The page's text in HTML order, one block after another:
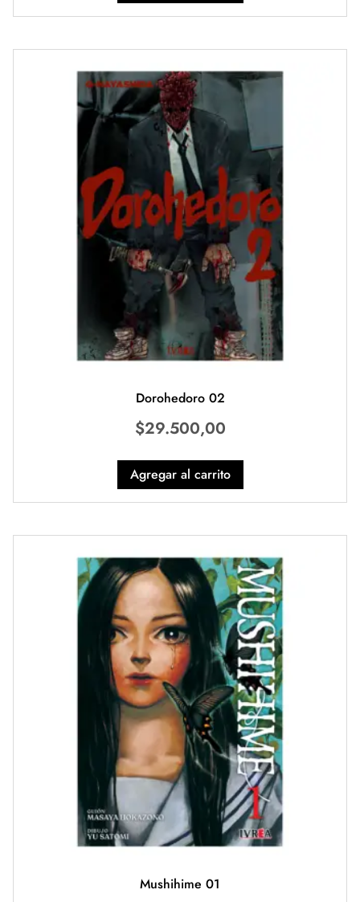
Dorohedoro 02
$29.500,00
Agregar al carrito
Mushihime 01